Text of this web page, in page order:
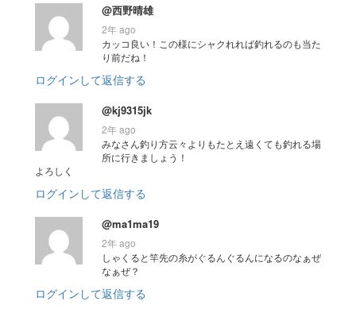
@西野晴雄
2年 ago
カッコ良い！この様にシャクれれば釣れるのも当た
り前だね！
ログインして返信する
@kj9315jk
2年 ago
みなさん釣り方云々よりもたとえ遠くても釣れる場
所に行きましょう！
よろしく
ログインして返信する
@ma1ma19
2年 ago
しゃくると竿先の糸がぐるんぐるんになるのなぁぜ
なぁぜ？
ログインして返信する